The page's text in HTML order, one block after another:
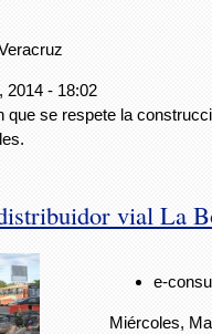
2014 - 18:02
que se respete la
vial La
e-
Miércoles,